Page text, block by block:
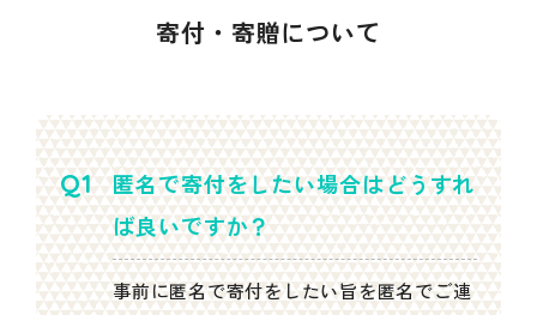
寄付・寄贈について
匿名で寄付をしたい場合はどうすれ
ば良いですか？
事前に匿名で寄付をしたい旨を匿名でご連